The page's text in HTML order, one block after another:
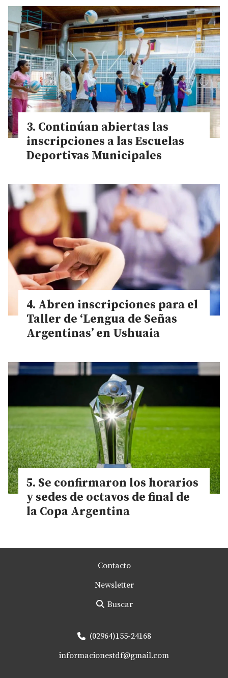
Continúan abiertas las
inscripciones a las Escuelas
Deportivas Municipales
Abren inscripciones para el
Taller de ‘Lengua de Señas
Argentinas’ en Ushuaia
Se confirmaron los horarios
y sedes de octavos de final de
la Copa Argentina
Contacto
Newsletter
Buscar
(02964)155-24168
informacionestdf@gmail.com